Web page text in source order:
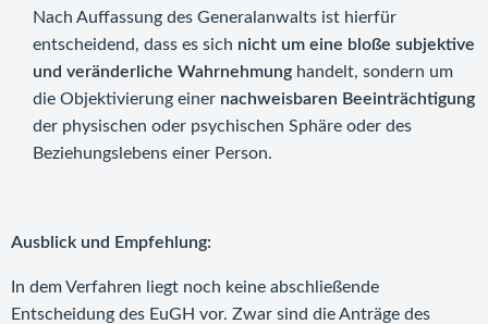
Nach Auffassung des Generalanwalts ist hierfür
entscheidend, dass es sich nicht um eine bloße subjektive
und veränderliche Wahrnehmung handelt, sondern um
die Objektivierung einer nachweisbaren Beeinträchtigung
der physischen oder psychischen Sphäre oder des
Beziehungslebens einer Person.
Ausblick und Empfehlung:
In dem Verfahren liegt noch keine abschließende
Entscheidung des EuGH vor. Zwar sind die Anträge des